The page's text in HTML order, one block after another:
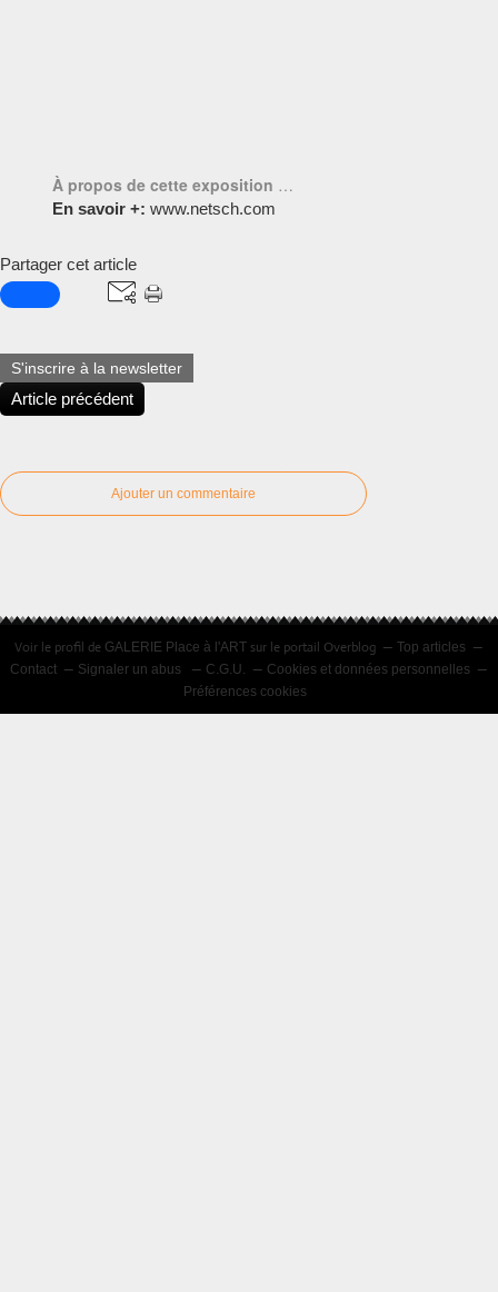
À propos de cette exposition …
En savoir +:www.netsch.com
Partager cet article
S'inscrire à la newsletter
Article précédent
Ajouter un commentaire
Voir le profil de GALERIE Place à l'ART sur le portail Overblog
Top articles
Contact
Signaler un abus C.G.U.
Cookies et données personnelles
Préférences cookies